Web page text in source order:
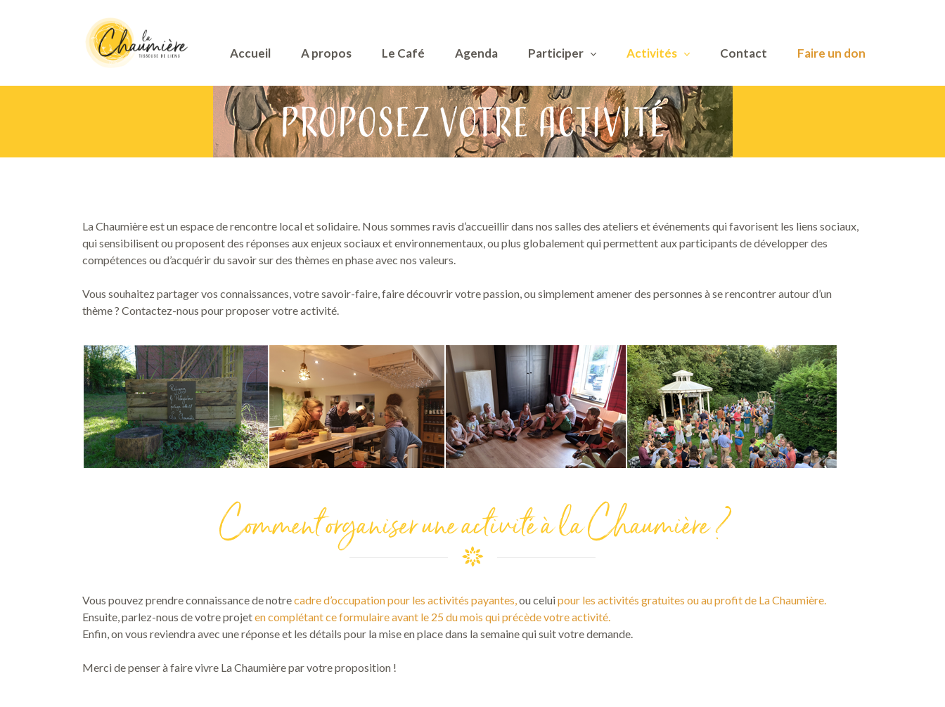
Accueil A propos Le Café Agenda Participer Activités Contact Faire un don
Proposez votre activité
La Chaumière est un espace de rencontre local et solidaire. Nous sommes ravis d’accueillir dans nos salles des ateliers et événements qui favorisent les liens sociaux,
qui sensibilisent ou proposent des réponses aux enjeux sociaux et environnementaux, ou plus globalement qui permettent aux participants de développer des
compétences ou d’acquérir du savoir sur des thèmes en phase avec nos valeurs.
Vous souhaitez partager vos connaissances, votre savoir-faire, faire découvrir votre passion, ou simplement amener des personnes à se rencontrer autour d’un
thème ? Contactez-nous pour proposer votre activité.
Comment organiser une activité à la Chaumière ?
Vous pouvez prendre connaissance de notrecadre d’occupation pour les activités payantes,ou celuipour les activités gratuites ou au profit de La Chaumière.
Ensuite, parlez-nous de votre projeten complétant ce formulaire avant le 25 du mois qui précède votre activité.
Enfin, on vous reviendra avec une réponse et les détails pour la mise en place dans la semaine qui suit votre demande.
Merci de penser à faire vivre La Chaumière par votre proposition !